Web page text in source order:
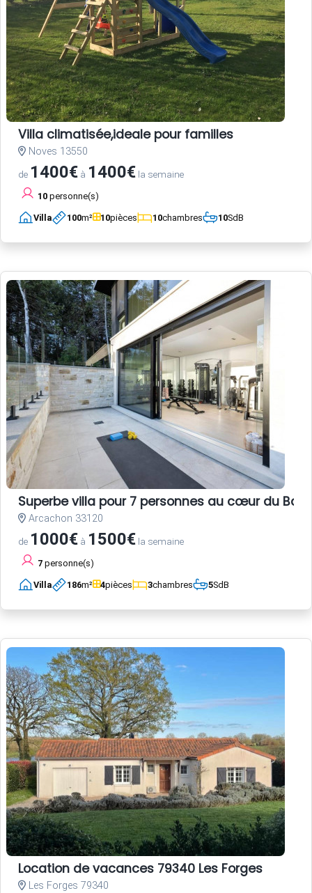
Villa climatisée,ideale pour familles
Noves 13550
de 1400€ à 1400€ la semaine
10 personne(s)
Villa 100m² 10pièces 10chambres 10SdB
Superbe villa pour 7 personnes au cœur du
Arcachon 33120
de 1000€ à 1500€ la semaine
7 personne(s)
Villa 186m² 4pièces 3chambres 5SdB
Location de vacances 79340 Les Forges
Les Forges 79340